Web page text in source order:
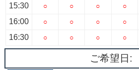
15:30
16:00
16:30
○
○
○
○
○
○
○
○
○
○
○
○
ご希望日: